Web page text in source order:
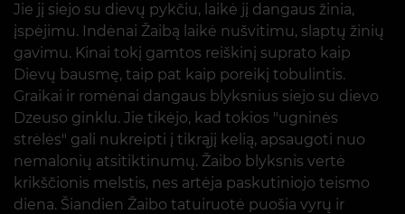
Jie jį siejo su dievų pykčiu, laikė jį dangaus žinia,
įspėjimu. Indėnai Žaibą laikė nušvitimu, slaptų žinių
gavimu. Kinai tokį gamtos reiškinį suprato kaip
Dievų bausmę, taip pat kaip poreikį tobulintis.
Graikai ir romėnai dangaus blyksnius siejo su dievo
Dzeuso ginklu. Jie tikėjo, kad tokios "ugninės
strėlės" gali nukreipti į tikrąjį kelią, apsaugoti nuo
nemalonių atsitiktinumų. Žaibo blyksnis vertė
krikščionis melstis, nes artėja paskutiniojo teismo
diena. Šiandien Žaibo tatuiruotė puošia vyrų ir